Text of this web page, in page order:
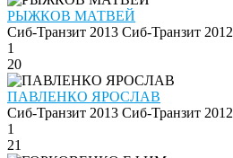
РЫЖКОВ МАТВЕЙ
Сиб-Транзит 2013 Сиб-Транзит 2012
1
20
ПАВЛЕНКО ЯРОСЛАВ
Сиб-Транзит 2013 Сиб-Транзит 2012
1
21